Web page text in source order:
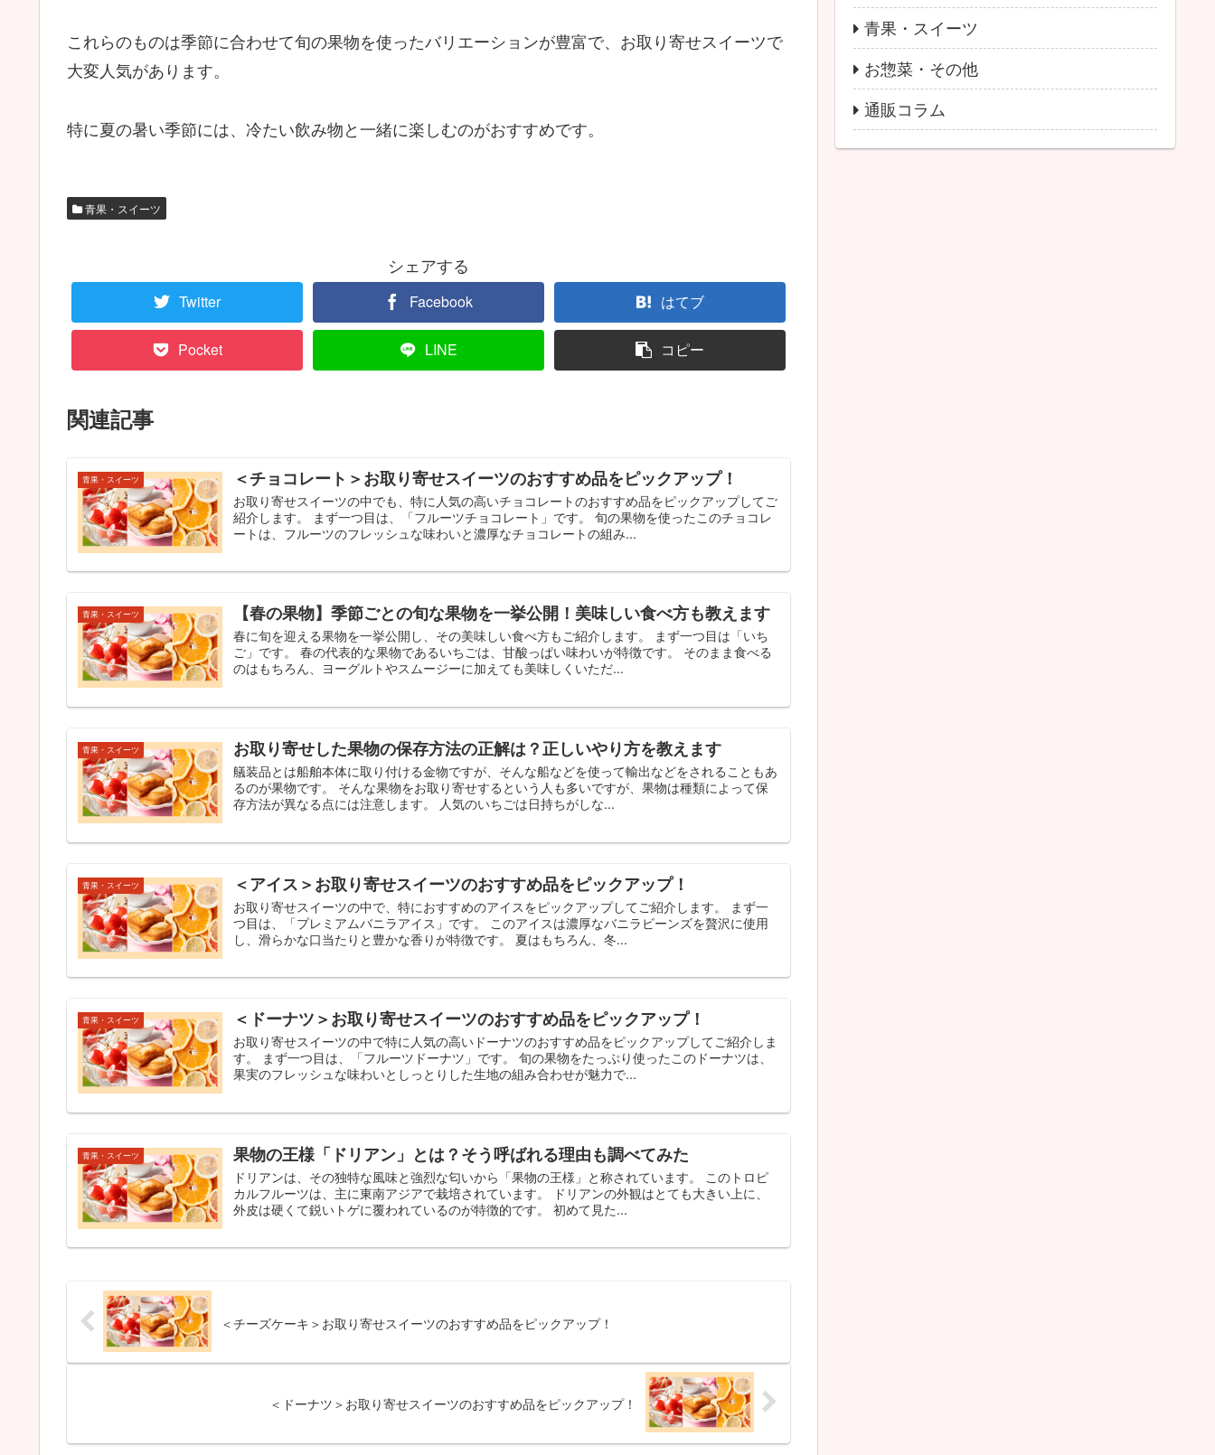
これらのものは季節に合わせて旬の果物を使ったバリエーションが豊富で、お取り寄せスイーツで
大変人気があります。
特に夏の暑い季節には、冷たい飲み物と一緒に楽しむのがおすすめです。
青果・スイーツ
シェアする
Twitter Facebook はてブ
Pocket LINE コピー
関連記事
青果・スイーツ ＜チョコレート＞お取り寄せスイーツのおすすめ品をピックアップ！
お取り寄せスイーツの中でも、特に人気の高いチョコレートのおすすめ品をピックアップしてご
紹介します。 まず一つ目は、「フルーツチョコレート」です。 旬の果物を使ったこのチョコレ
ートは、フルーツのフレッシュな味わいと濃厚なチョコレートの組み...
青果・スイーツ 【春の果物】季節ごとの旬な果物を一挙公開！美味しい食べ方も教えます
春に旬を迎える果物を一挙公開し、その美味しい食べ方もご紹介します。 まず一つ目は「いち
ご」です。 春の代表的な果物であるいちごは、甘酸っぱい味わいが特徴です。 そのまま食べる
のはもちろん、ヨーグルトやスムージーに加えても美味しくいただ...
青果・スイーツ お取り寄せした果物の保存方法の正解は？正しいやり方を教えます
艤装品とは船舶本体に取り付ける金物ですが、そんな船などを使って輸出などをされることもあ
るのが果物です。 そんな果物をお取り寄せするという人も多いですが、果物は種類によって保
存方法が異なる点には注意します。 人気のいちごは日持ちがしな...
青果・スイーツ ＜アイス＞お取り寄せスイーツのおすすめ品をピックアップ！
お取り寄せスイーツの中で、特におすすめのアイスをピックアップしてご紹介します。 まず一
つ目は、「プレミアムバニラアイス」です。 このアイスは濃厚なバニラビーンズを贅沢に使用
し、滑らかな口当たりと豊かな香りが特徴です。 夏はもちろん、冬...
青果・スイーツ ＜ドーナツ＞お取り寄せスイーツのおすすめ品をピックアップ！
お取り寄せスイーツの中で特に人気の高いドーナツのおすすめ品をピックアップしてご紹介しま
す。 まず一つ目は、「フルーツドーナツ」です。 旬の果物をたっぷり使ったこのドーナツは、
果実のフレッシュな味わいとしっとりした生地の組み合わせが魅力で...
青果・スイーツ 果物の王様「ドリアン」とは？そう呼ばれる理由も調べてみた
ドリアンは、その独特な風味と強烈な匂いから「果物の王様」と称されています。 このトロピ
カルフルーツは、主に東南アジアで栽培されています。 ドリアンの外観はとても大きい上に、
外皮は硬くて鋭いトゲに覆われているのが特徴的です。 初めて見た...
＜チーズケーキ＞お取り寄せスイーツのおすすめ品をピックアップ！
＜ドーナツ＞お取り寄せスイーツのおすすめ品をピックアップ！
青果・スイーツ
お惣菜・その他
通販コラム